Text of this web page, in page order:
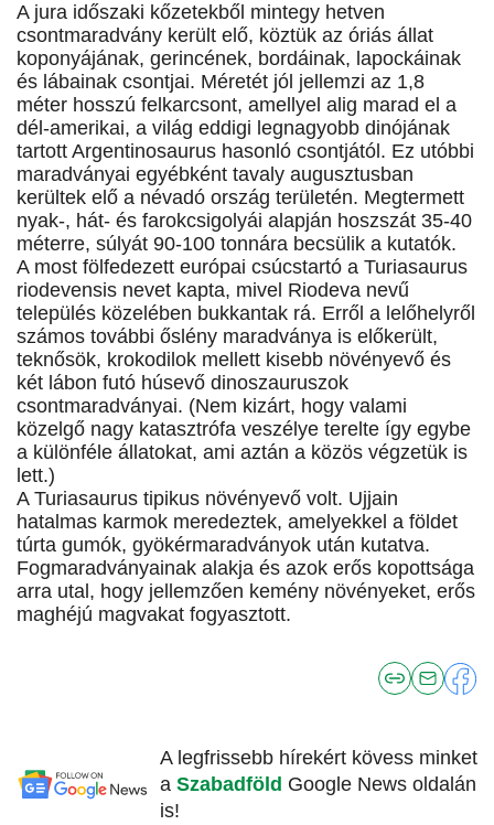
A jura időszaki kőzetekből mintegy hetven
csontmaradvány került elő, köztük az óriás állat
koponyájának, gerincének, bordáinak, lapockáinak
és lábainak csontjai. Méretét jól jellemzi az 1,8
méter hosszú felkarcsont, amellyel alig marad el a
dél-amerikai, a világ eddigi legnagyobb dinójának
tartott Argentinosaurus hasonló csontjától. Ez utóbbi
maradványai egyébként tavaly augusztusban
kerültek elő a névadó ország területén. Megtermett
nyak-, hát- és farokcsigolyái alapján hoszszát 35-40
méterre, súlyát 90-100 tonnára becsülik a kutatók.
A most fölfedezett európai csúcstartó a Turiasaurus
riodevensis nevet kapta, mivel Riodeva nevű
település közelében bukkantak rá. Erről a lelőhelyről
számos további őslény maradványa is előkerült,
teknősök, krokodilok mellett kisebb növényevő és
két lábon futó húsevő dinoszauruszok
csontmaradványai. (Nem kizárt, hogy valami
közelgő nagy katasztrófa veszélye terelte így egybe
a különféle állatokat, ami aztán a közös végzetük is
lett.)
A Turiasaurus tipikus növényevő volt. Ujjain
hatalmas karmok meredeztek, amelyekkel a földet
túrta gumók, gyökérmaradványok után kutatva.
Fogmaradványainak alakja és azok erős kopottsága
arra utal, hogy jellemzően kemény növényeket, erős
maghéjú magvakat fogyasztott.
A legfrissebb hírekért kövess minket
a Szabadföld Google News oldalán
is!